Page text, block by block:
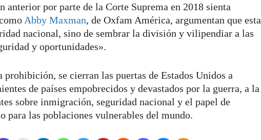
anterior por parte de la Corte Suprema en 2018 sienta
Abby Maxman, de Oxfam América, argumentan que esta
nacional, sino de sembrar la división y vilipendiar a las
y oportunidades».
se cierran las puertas de Estados Unidos a
de países empobrecidos y devastados por la guerra, a la
sobre inmigración, seguridad nacional y el papel de
para las poblaciones vulnerables del mundo.